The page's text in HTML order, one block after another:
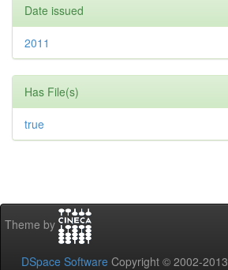
Date issued
2011
Has File(s)
true
Theme by
DSpace Software Copyright © 2002-2013